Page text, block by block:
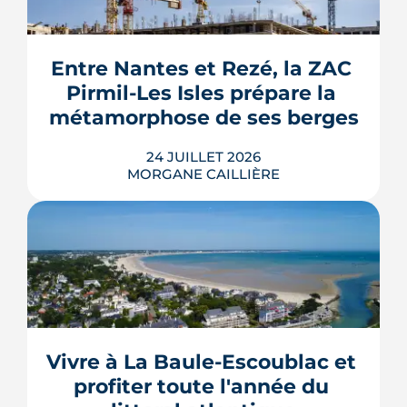
septembre 2026, sous réserve de la
publication des textes définitifs.
fenêtres, VMC, chauffe-eau
thermodynamique, chauffage au bois
et solaire thermi...
Entre Nantes et Rezé, la ZAC
Pirmil-Les Isles prépare la
métamorphose de ses berges
24 JUILLET 2026
MORGANE CAILLIÈRE
Le projet de la ZAC Pirmil-Les Isles
déploie 3 300 logements neufs entre
Rezé et Nantes, dont 55 % attribués au
en Bail Réel Solidaire.
LIRE L'ARTICLE
Vivre à La Baule-Escoublac et
profiter toute l'année du